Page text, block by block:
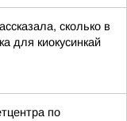
сколько в
для киокусинкай
по